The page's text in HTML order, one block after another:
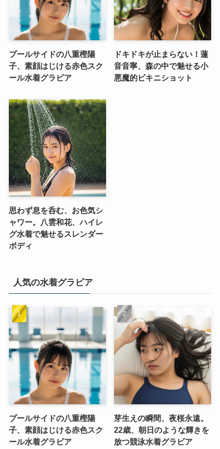
プールサイドの八重樫陽
子、素顔はじける赤色スク
ール水着グラビア
ドキドキが止まらない！蓮
音音寧、森の中で魅せる小
悪魔的ビキニショット
思わず息を呑む、お色気シ
ャワー。八雲和花、ハイレ
グ水着で魅せるスレンダー
ボディ
人気の水着グラビア
プールサイドの八重樫陽
子、素顔はじける赤色スク
ール水着グラビア
芽生えの瞬間、夜桜永遠。
22歳、朝日のような輝きを
放つ競泳水着グラビア